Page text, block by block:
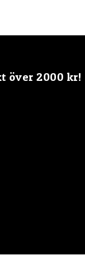
över 2000 kr!